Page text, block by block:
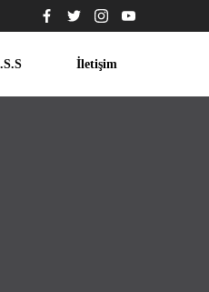
İletişim